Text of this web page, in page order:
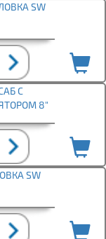
SW
С
8"
SW